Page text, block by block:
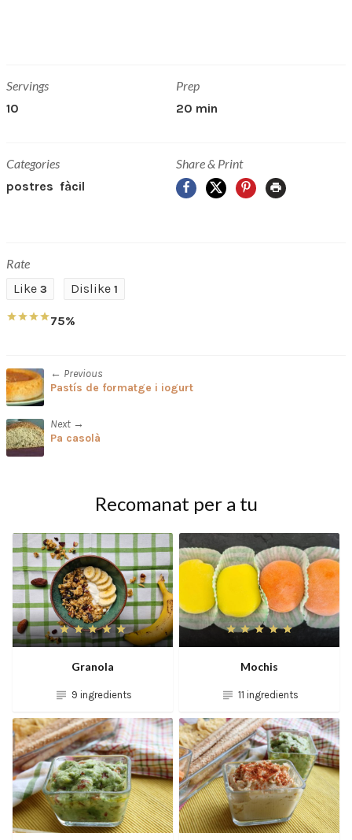
Servings
10
Prep
20 min
Categories
postres fàcil
Share & Print
Facebook
X Pinterest
Print
Rate
Like 3 Dislike 1
75%
← Previous
Pastís de formatge i iogurt
Next →
Pa casolà
Recomanat per a tu
Granola
9 ingredients
Mochis
11 ingredients